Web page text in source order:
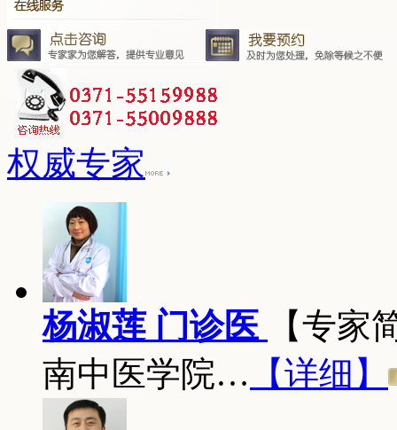
权威专家
杨淑莲 门诊医
【专家
南中医学院… 【详细】